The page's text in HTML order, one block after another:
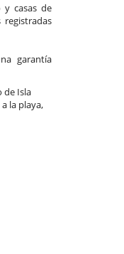
y casas de
registradas
garantía
de Isla
la playa,